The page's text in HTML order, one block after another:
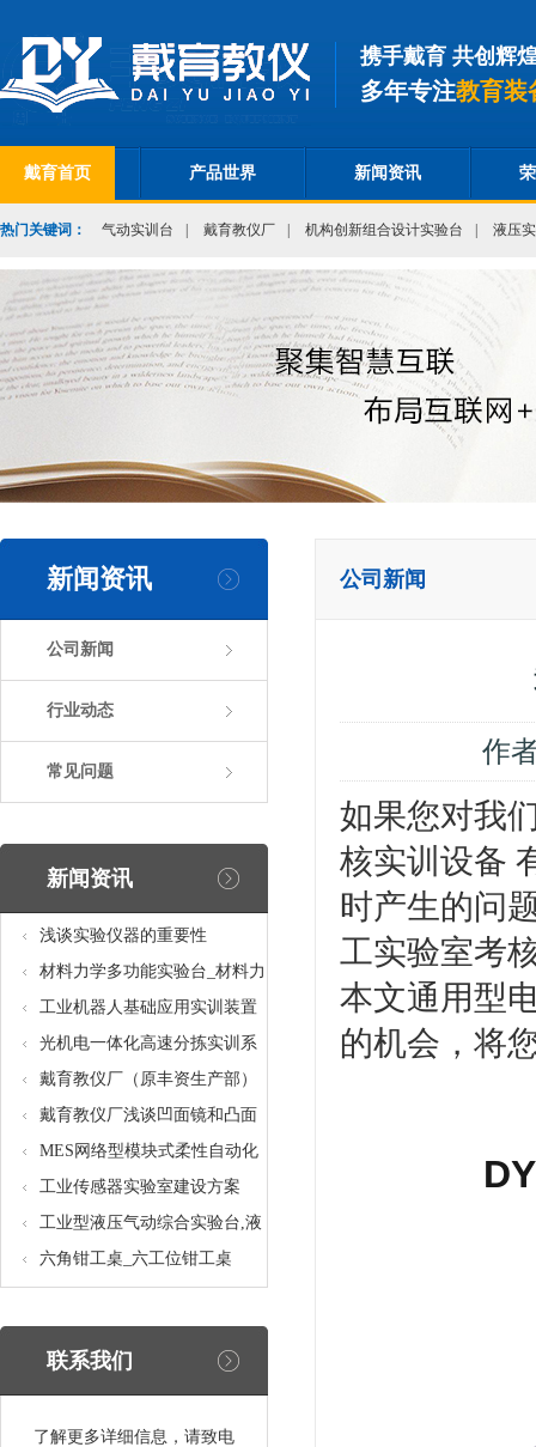
携手戴育 共创辉
多年专注教育装
戴育首页 产品世界 新闻资讯
热门关键词： 气动实训台 戴育教仪厂 机构创新组合设计实验台 液压
新闻资讯
公司新闻
行业动态
常见问题
新闻资讯
浅谈实验仪器的重要性
材料力学多功能实验台_材料力
学多功能考核实验实训设备
工业机器人基础应用实训装置
台_工业机器人基础应用实训考
核设备
光机电一体化高速分拣实训系
统_光机电一体化高速分拣实验
实训设备
戴育教仪厂（原丰资生产部）
助力春季高教仪器展
戴育教仪厂浅谈凹面镜和凸面
镜的区别之处
MES网络型模块式柔性自动化
生产线实验系统(八站)_模块柔
性自动化生产线教学实训设备
工业传感器实验室建设方案
工业型液压气动综合实验台,液
压气动综合实训台
六角钳工桌_六工位钳工桌
联系我们
了解更多详细信息，请致电
公司新闻
作
如果您对我
核实训设备
时产生的问
工实验室考
本文通用型
的机会，将